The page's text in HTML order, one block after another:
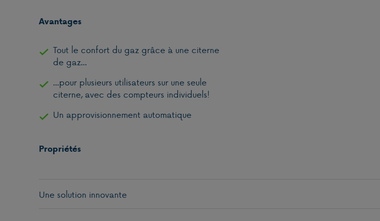
Avantages
Tout le confort du gaz grâce à une citerne
de gaz...
...pour plusieurs utilisateurs sur une seule
citerne, avec des compteurs individuels!
Un approvisionnement automatique
Propriétés
Une solution innovante